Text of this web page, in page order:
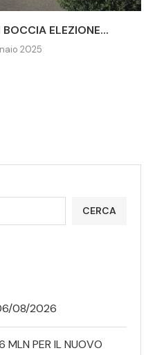
ELEZIONE...
2025
CERCA
08/2026
MLN PER IL NUOVO